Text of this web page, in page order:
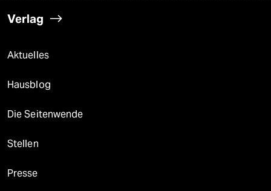
Verlag
Aktuelles
Hausblog
Die Seitenwende
Stellen
Presse